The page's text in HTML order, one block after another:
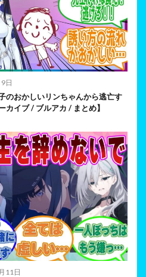
日
のおかしいリンちゃんから逃亡す
カイブ / ブルアカ / まとめ】
11日